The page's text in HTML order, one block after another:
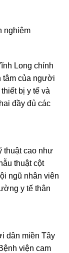
nghiệm
Long chính
tâm của người
bị y tế và
đầy đủ các
thuật cao như
thuật cột
ngũ nhân viên
y tế thân
dân miền Tây
viện cam